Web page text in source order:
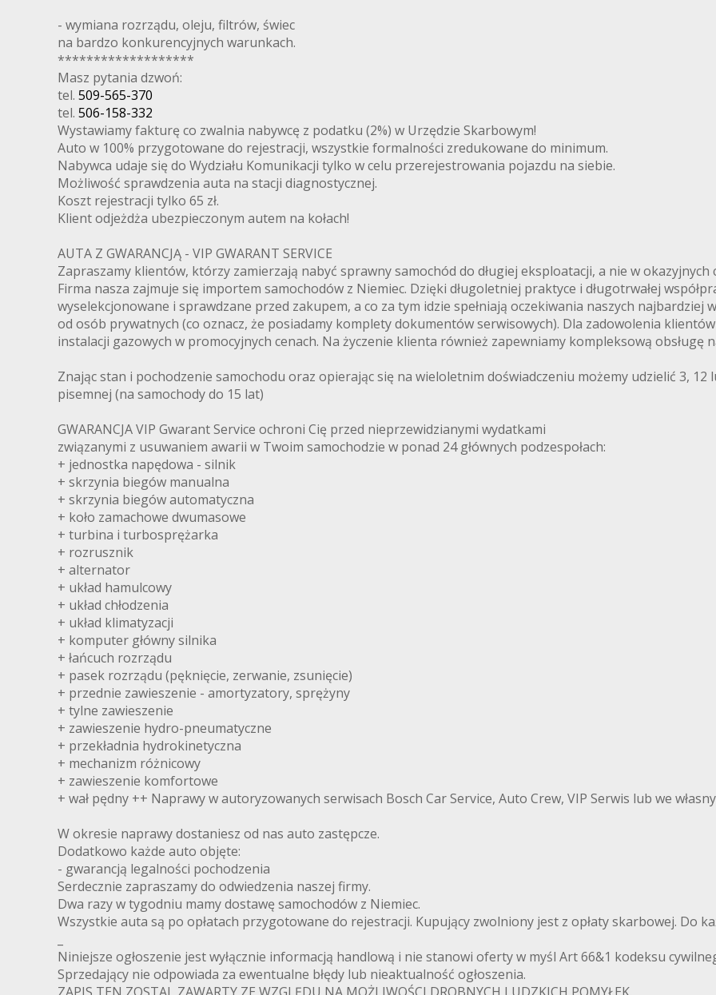
- wymiana rozrządu, oleju, filtrów, świec
na bardzo konkurencyjnych warunkach.
*******************
Masz pytania dzwoń:
tel. 509-565-370
tel. 506-158-332
Wystawiamy fakturę co zwalnia nabywcę z podatku (2%) w Urzędzie Skarbowym!
Auto w 100% przygotowane do rejestracji, wszystkie formalności zredukowane do minimum.
Nabywca udaje się do Wydziału Komunikacji tylko w celu przerejestrowania pojazdu na siebie.
Możliwość sprawdzenia auta na stacji diagnostycznej.
Koszt rejestracji tylko 65 zł.
Klient odjeżdża ubezpieczonym autem na kołach!
AUTA Z GWARANCJĄ - VIP GWARANT SERVICE
Zapraszamy klientów, którzy zamierzają nabyć sprawny samochód do długiej eksploatacji, a nie w okazyjnych
Firma nasza zajmuje się importem samochodów z Niemiec. Dzięki długoletniej praktyce i długotrwałej
wyselekcjonowane i sprawdzane przed zakupem, a co za tym idzie spełniają oczekiwania naszych najbardziej
od osób prywatnych (co oznacz, że posiadamy komplety dokumentów serwisowych). Dla zadowolenia
instalacji gazowych w promocyjnych cenach. Na życzenie klienta również zapewniamy kompleksową obsługę
Znając stan i pochodzenie samochodu oraz opierając się na wieloletnim doświadczeniu możemy udzielić 3,
pisemnej (na samochody do 15 lat)
GWARANCJA VIP Gwarant Service ochroni Cię przed nieprzewidzianymi wydatkami
związanymi z usuwaniem awarii w Twoim samochodzie w ponad 24 głównych podzespołach:
+ jednostka napędowa - silnik
+ skrzynia biegów manualna
+ skrzynia biegów automatyczna
+ koło zamachowe dwumasowe
+ turbina i turbosprężarka
+ rozrusznik
+ alternator
+ układ hamulcowy
+ układ chłodzenia
+ układ klimatyzacji
+ komputer główny silnika
+ łańcuch rozrządu
+ pasek rozrządu (pęknięcie, zerwanie, zsunięcie)
+ przednie zawieszenie - amortyzatory, sprężyny
+ tylne zawieszenie
+ zawieszenie hydro-pneumatyczne
+ przekładnia hydrokinetyczna
+ mechanizm różnicowy
+ zawieszenie komfortowe
+ wał pędny ++ Naprawy w autoryzowanych serwisach Bosch Car Service, Auto Crew, VIP Serwis lub we
W okresie naprawy dostaniesz od nas auto zastępcze.
Dodatkowo każde auto objęte:
- gwarancją legalności pochodzenia
Serdecznie zapraszamy do odwiedzenia naszej firmy.
Dwa razy w tygodniu mamy dostawę samochodów z Niemiec.
Wszystkie auta są po opłatach przygotowane do rejestracji. Kupujący zwolniony jest z opłaty skarbowej. Do
Niniejsze ogłoszenie jest wyłącznie informacją handlową i nie stanowi oferty w myśl Art 66&1 kodeksu
Sprzedający nie odpowiada za ewentualne błędy lub nieaktualność ogłoszenia.